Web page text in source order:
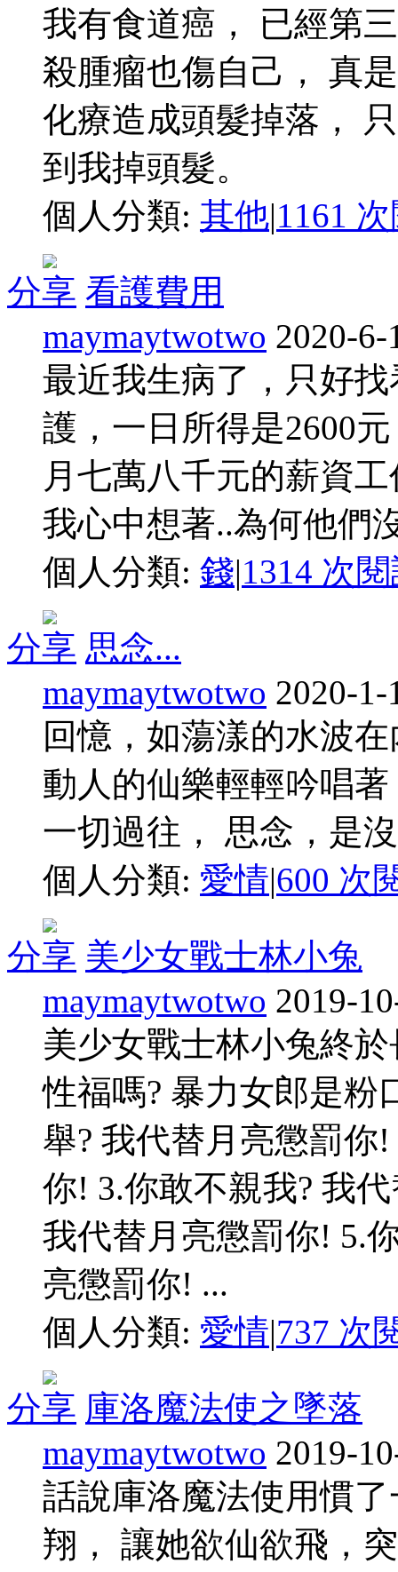
我有食道癌， 已經第
殺腫瘤也傷自己， 真
化療造成頭髮掉落，
到我掉頭髮。
個人分類: 其他|1161
分享 看護費用
maymaytwotwo 2020-6-
最近我生病了，只好
護，一日所得是2600
月七萬八千元的薪資
我心中想著..為何他們
個人分類: 錢|1314 次
分享 思念...
maymaytwotwo 2020-1-
回憶，如蕩漾的水波
動人的仙樂輕輕吟唱
一切過往， 思念，是
個人分類: 愛情|600 次
分享 美少女戰士林小兔
maymaytwotwo 2019-
美少女戰士林小兔終
性福嗎? 暴力女郎是粉
舉? 我代替月亮懲罰你
你! 3.你敢不親我? 我
我代替月亮懲罰你! 5.
亮懲罰你! ...
個人分類: 愛情|737 次
分享 庫洛魔法使之墜落
maymaytwotwo 2019-
話說庫洛魔法使用慣
翔， 讓她欲仙欲飛，